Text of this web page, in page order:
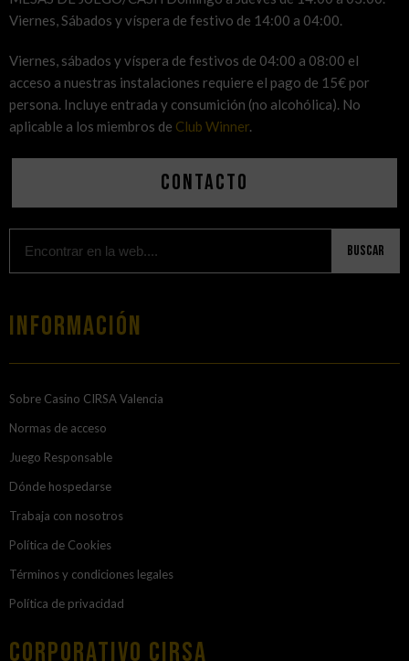
Viernes, Sábados y víspera de festivo de 14:00 a 04:00.
Viernes, sábados y víspera de festivos de 04:00 a 08:00 el
acceso a nuestras instalaciones requiere el pago de 15€ por
persona. Incluye entrada y consumición (no alcohólica). No
aplicable a los miembros de Club Winner.
Contacto
Buscar
Información
Sobre Casino CIRSA Valencia
Normas de acceso
Juego Responsable
Dónde hospedarse
Trabaja con nosotros
Política de Cookies
Términos y condiciones legales
Política de privacidad
Corporativo Cirsa